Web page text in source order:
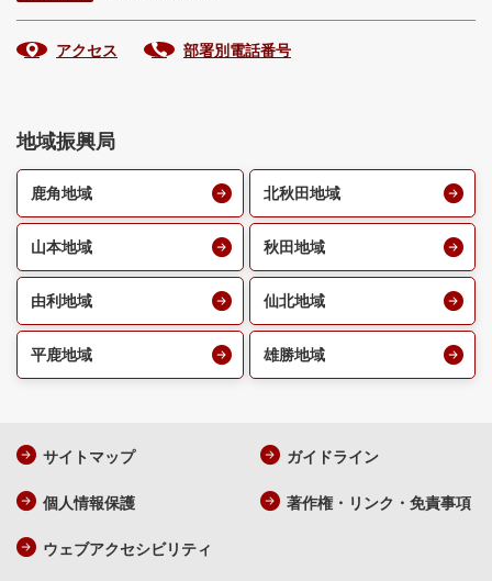
アクセス 部署別電話番号
地域振興局
鹿角地域 北秋田地域
山本地域 秋田地域
由利地域 仙北地域
平鹿地域 雄勝地域
サイトマップ ガイドライン
個人情報保護 著作権・リンク・免責事項
ウェブアクセシビリティ